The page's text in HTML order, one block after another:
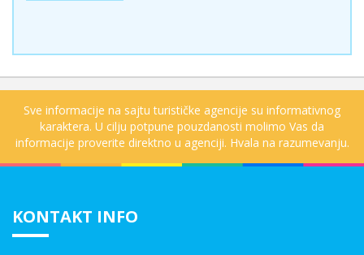
Sve informacije na sajtu turističke agencije su informativnog
karaktera. U cilju potpune pouzdanosti molimo Vas da
informacije proverite direktno u agenciji. Hvala na razumevanju.
KONTAKT INFO